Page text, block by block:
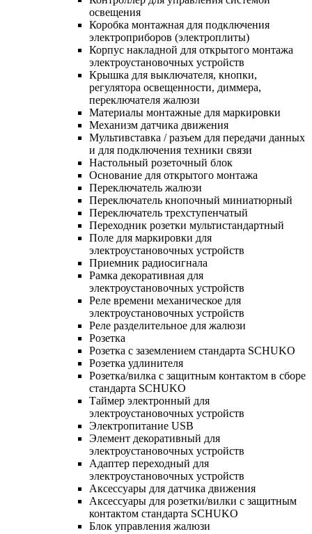
освещения
Коробка монтажная для подключения
электроприборов (электроплиты)
Корпус накладной для открытого монтажа
электроустановочных устройств
Крышка для выключателя, кнопки,
регулятора освещенности, диммера,
переключателя жалюзи
Материалы монтажные для маркировки
Механизм датчика движения
Мультивставка / разъем для передачи данных
и для подключения техники связи
Настольный розеточный блок
Основание для открытого монтажа
Переключатель жалюзи
Переключатель кнопочный миниатюрный
Переключатель трехступенчатый
Переходник розетки мультистандартный
Поле для маркировки для
электроустановочных устройств
Приемник радиосигнала
Рамка декоративная для
электроустановочных устройств
Реле времени механическое для
электроустановочных устройств
Реле разделительное для жалюзи
Розетка
Розетка с заземлением стандарта SCHUKO
Розетка удлинителя
Розетка/вилка с защитным контактом в сборе
стандарта SCHUKO
Таймер электронный для
электроустановочных устройств
Электропитание USB
Элемент декоративный для
электроустановочных устройств
Адаптер переходный для
электроустановочных устройств
Аксессуары для датчика движения
Аксессуары для розетки/вилки с защитным
контактом стандарта SCHUKO
Блок управления жалюзи